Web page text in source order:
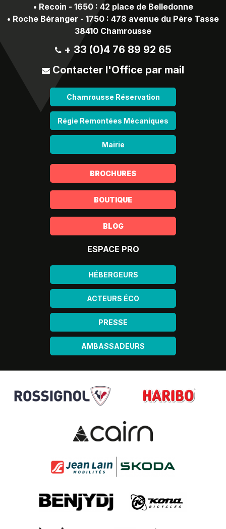
• Recoin - 1650 : 42 place de Belledonne
• Roche Béranger - 1750 : 478 avenue du Père Tasse
38410 Chamrousse
+ 33 (0)4 76 89 92 65
Contacter l'Office par mail
Chamrousse Réservation
Régie Remontées Mécaniques
Mairie
BROCHURES
BOUTIQUE
BLOG
ESPACE PRO
HÉBERGEURS
ACTEURS ÉCO
PRESSE
AMBASSADEURS